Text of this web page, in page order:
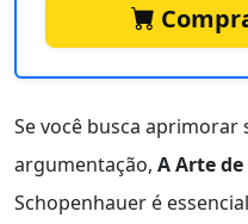
Se você busca aprimorar
argumentação, A Arte de
Schopenhauer é